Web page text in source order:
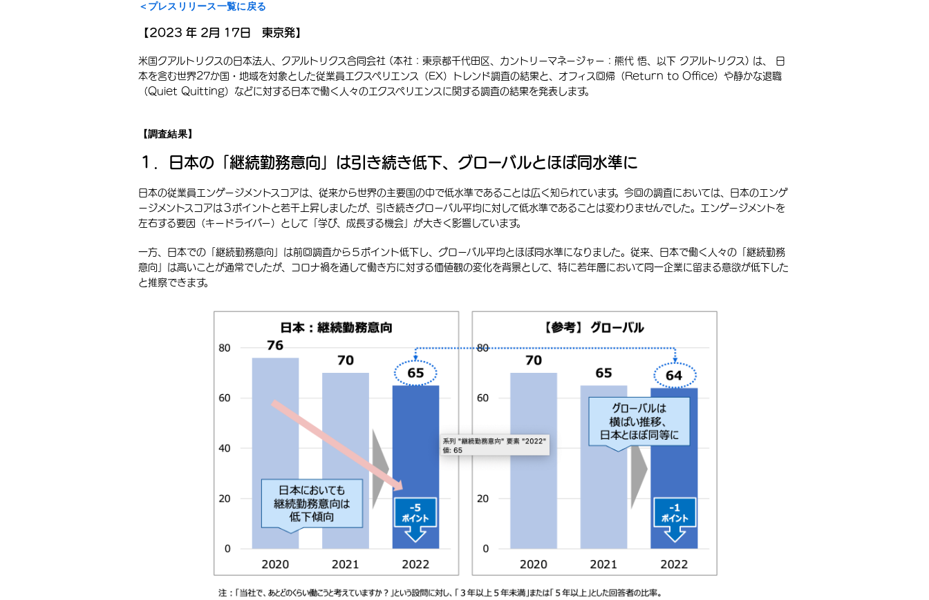
＜プレスリリース一覧に戻る
【2023 年 2月 17日 東京発】
米国クアルトリクスの日本法人、クアルトリクス合同会社 (本社：東京都千代田区、カントリーマネージャー：熊代 悟、以下 クアルトリクス) は、 日
本を含む世界27か国・地域を対象とした従業員エクスペリエンス（EX）トレンド調査の結果と、オフィス回帰（Return to Office）や静かな退職
（Quiet Quitting）などに対する日本で働く人々のエクスペリエンスに関する調査の結果を発表します。
【調査結果】
１．日本の「継続勤務意向」は引き続き低下、グローバルとほぼ同水準に
日本の従業員エンゲージメントスコアは、従来から世界の主要国の中で低水準であることは広く知られています。今回の調査においては、日本のエンゲ
ージメントスコアは３ポイントと若干上昇しましたが、引き続きグローバル平均に対して低水準であることは変わりませんでした。エンゲージメントを
左右する要因（キードライバー）として「学び、成長する機会」が大きく影響しています。
一方、日本での「継続勤務意向」は前回調査から５ポイント低下し、グローバル平均とほぼ同水準になりました。従来、日本で働く人々の「継続勤務
意向」は高いことが通常でしたが、コロナ禍を通して働き方に対する価値観の変化を背景として、特に若年層において同一企業に留まる意欲が低下した
と推察できます。